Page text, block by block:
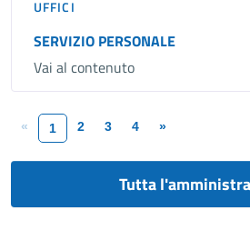
UFFICI
SERVIZIO PERSONALE
Vai al contenuto
« 1 2 3 4 »
Tutta